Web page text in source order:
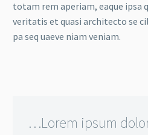
totam rem aperiam, eaque ipsa
veritatis et quasi architecto se
pa seq uaeve niam veniam.
…Lorem ipsum